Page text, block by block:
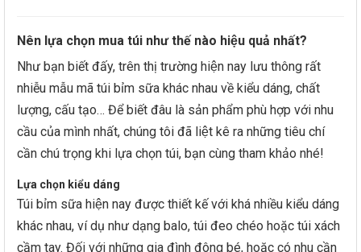
Nên lựa chọn mua túi như thế nào hiệu quả nhất?
Như bạn biết đấy, trên thị trường hiện nay lưu thông rất
nhiễu mẫu mã túi bỉm sữa khác nhau về kiểu dáng, chất
lượng, cấu tạo… Để biết đâu là sản phẩm phù hợp với nhu
cầu của mình nhất, chúng tôi đã liệt kê ra những tiêu chí
cần chú trọng khi lựa chọn túi, bạn cùng tham khảo nhé!
Lựa chọn kiểu dáng
Túi bỉm sữa hiện nay được thiết kế với khá nhiều kiểu dáng
khác nhau, ví dụ như dạng balo, túi đeo chéo hoặc túi xách
cầm tay. Đối với những gia đình đông bé, hoặc có nhu cần